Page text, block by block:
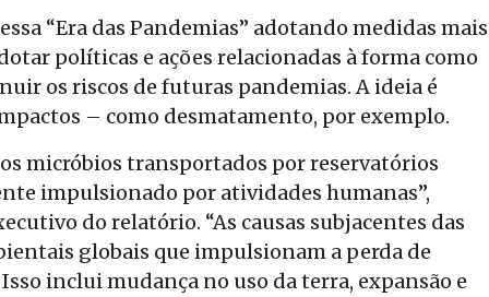
“Era das Pandemias” adotando medidas mais
políticas e ações relacionadas à forma como
os riscos de futuras pandemias. A ideia é
– como desmatamento, por exemplo.
micróbios transportados por reservatórios
impulsionado por atividades humanas”,
do relatório. “As causas subjacentes das
globais que impulsionam a perda de
inclui mudança no uso da terra, expansão e